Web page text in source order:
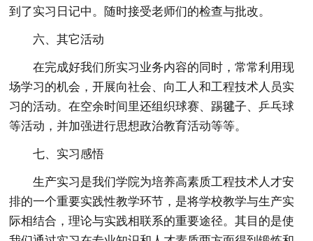
到了实习日记中。随时接受老师们的检查与批改。
六、其它活动
在完成好我们所实习业务内容的同时，常常利用现
场学习的机会，开展向社会、向工人和工程技术人员实
习的活动。在空余时间里还组织球赛、踢毽子、乒乓球
等活动，并加强进行思想政治教育活动等等。
七、实习感悟
生产实习是我们学院为培养高素质工程技术人才安
排的一个重要实践性教学环节，是将学校教学与生产实
际相结合，理论与实践相联系的重要途径。其目的是使